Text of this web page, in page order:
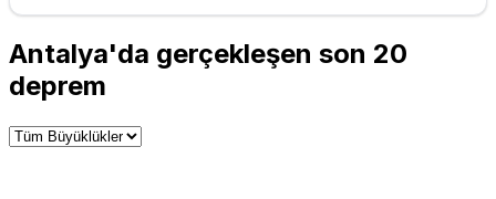
Antalya'da gerçekleşen son 20
deprem